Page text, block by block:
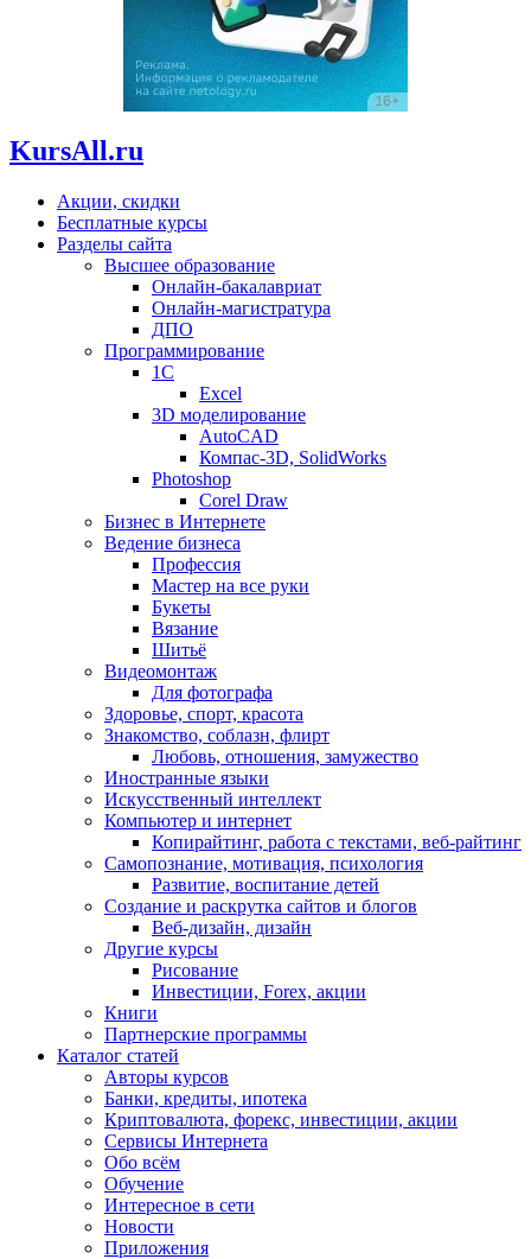
KursAll.ru
Акции, скидки
Бесплатные курсы
Разделы сайта
Высшее образование
Онлайн-бакалавриат
Онлайн-магистратура
ДПО
Программирование
1С
Excel
3D моделирование
AutoCAD
Компас-3D, SolidWorks
Photoshop
Corel Draw
Бизнес в Интернете
Ведение бизнеса
Профессия
Мастер на все руки
Букеты
Вязание
Шитьё
Видеомонтаж
Для фотографа
Здоровье, спорт, красота
Знакомство, соблазн, флирт
Любовь, отношения, замужество
Иностранные языки
Искусственный интеллект
Компьютер и интернет
Копирайтинг, работа с текстами, веб-райтинг
Самопознание, мотивация, психология
Развитие, воспитание детей
Создание и раскрутка сайтов и блогов
Веб-дизайн, дизайн
Другие курсы
Рисование
Инвестиции, Forex, акции
Книги
Партнерские программы
Каталог статей
Авторы курсов
Банки, кредиты, ипотека
Криптовалюта, форекс, инвестиции, акции
Сервисы Интернета
Обо всём
Обучение
Интересное в сети
Новости
Приложения